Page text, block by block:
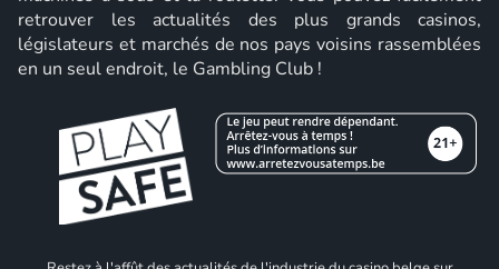
retrouver les actualités des plus grands casinos,
législateurs et marchés de nos pays voisins rassemblées
en un seul endroit, le Gambling Club !